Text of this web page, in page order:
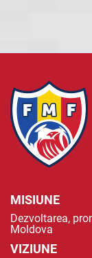
MISIUNE
Dezvoltarea,
Moldova
VIZIUNE